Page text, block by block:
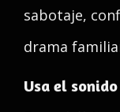
sabotaje,
drama
Usa el sonido